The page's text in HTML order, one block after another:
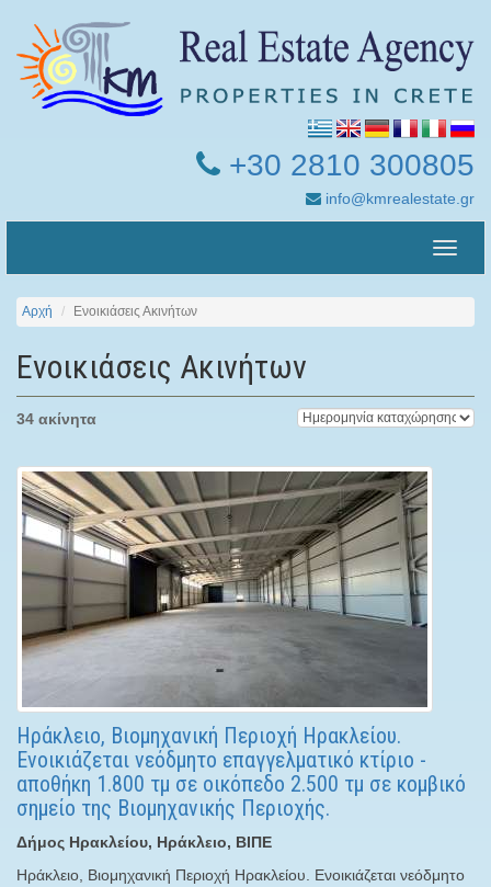
+30 2810 300805
info@kmrealestate.gr
Toggle
Αρχή Ενοικιάσεις Ακινήτων
Ενοικιάσεις Ακινήτων
34 ακίνητα
Ηράκλειο, Βιομηχανική Περιοχή Ηρακλείου.
Ενοικιάζεται νεόδμητο επαγγελματικό κτίριο -
αποθήκη 1.800 τμ σε οικόπεδο 2.500 τμ σε κομβικό
σημείο της Βιομηχανικής Περιοχής.
Δήμος Ηρακλείου, Ηράκλειο, ΒΙΠΕ
Ηράκλειο, Βιομηχανική Περιοχή Ηρακλείου. Ενοικιάζεται νεόδμητο